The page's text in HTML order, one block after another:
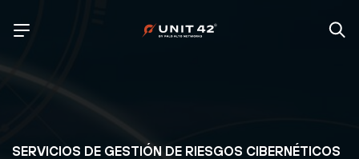
SERVICIOS DE GESTIÓN DE RIESGOS CIBERNÉTICOS